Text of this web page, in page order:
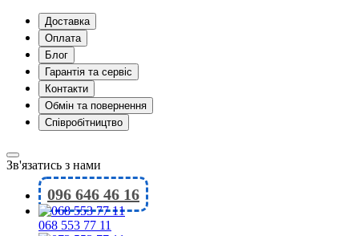
Доставка
Оплата
Блог
Гарантія та сервіс
Контакти
Обмін та повернення
Співробітництво
Зв'язатись з нами
096 646 46 16
068 553 77 11